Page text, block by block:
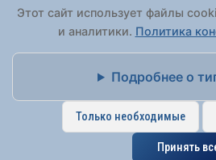
адрес email, не могут быть
Федерального закона от
принимаются только: по почте, через
На Сайте действуетПолитика
Этот сайт использует файлы
и аналитики. Политика
Подробнее о
Только необходимые
Принять